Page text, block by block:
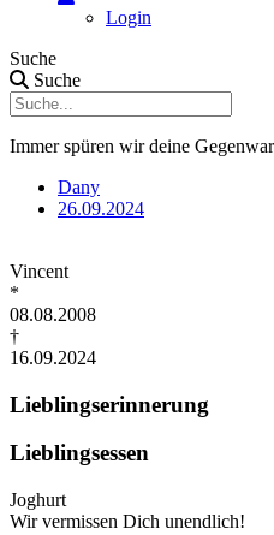
Login
Suche
Suche
Immer spüren wir deine
Dany
26.09.2024
Vincent
*
08.08.2008
†
16.09.2024
Lieblingserinnerung
Lieblingsessen
Joghurt
Wir vermissen Dich unendlich!